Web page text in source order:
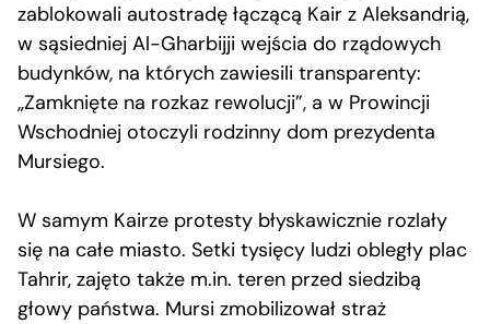
zablokowali autostradę łączącą Kair z Aleksandrią,
w sąsiedniej Al-Gharbijji wejścia do rządowych
budynków, na których zawiesili transparenty:
„Zamknięte na rozkaz rewolucji”, a w Prowincji
Wschodniej otoczyli rodzinny dom prezydenta
Mursiego.
W samym Kairze protesty błyskawicznie rozlały
się na całe miasto. Setki tysięcy ludzi obległy plac
Tahrir, zajęto także m.in. teren przed siedzibą
głowy państwa. Mursi zmobilizował straż